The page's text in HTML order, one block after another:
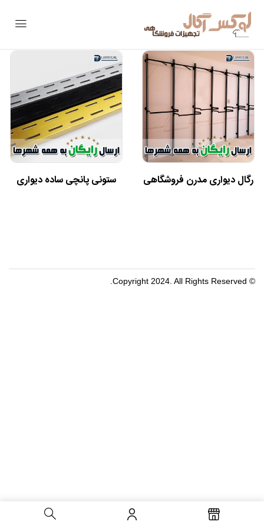
رگال دیواری مدرن فروشگاهی ستونی پانچی ساده دیواری
© Copyright 2024. All Rights Reserved.